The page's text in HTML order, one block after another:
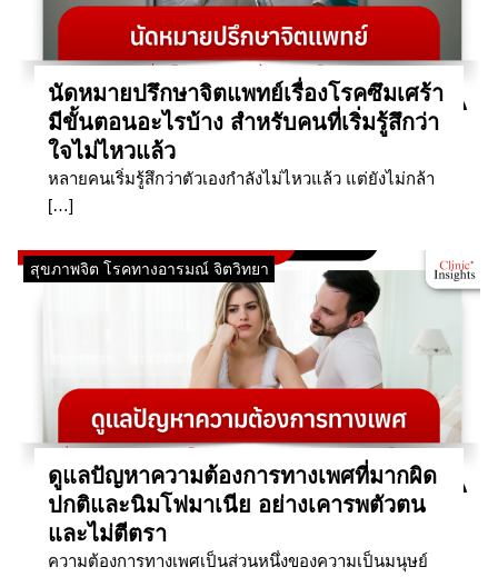
นัดหมายปรึกษาจิตแพทย์เรื่องโรคซึมเศร้า
มีขั้นตอนอะไรบ้าง สำหรับคนที่เริ่มรู้สึกว่า
ใจไม่ไหวแล้ว
หลายคนเริ่มรู้สึกว่าตัวเองกำลังไม่ไหวแล้ว แต่ยังไม่กล้า
[…]
สุขภาพจิต โรคทางอารมณ์ จิตวิทยา
ดูแลปัญหาความต้องการทางเพศที่มากผิด
ปกติและนิมโฟมาเนีย อย่างเคารพตัวตน
และไม่ตีตรา
ความต้องการทางเพศเป็นส่วนหนึ่งของความเป็นมนุษย์